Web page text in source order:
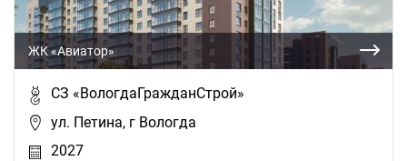
ЖК «Авиатор»
СЗ «ВологдаГражданСтрой»
ул. Петина, г Вологда
2027